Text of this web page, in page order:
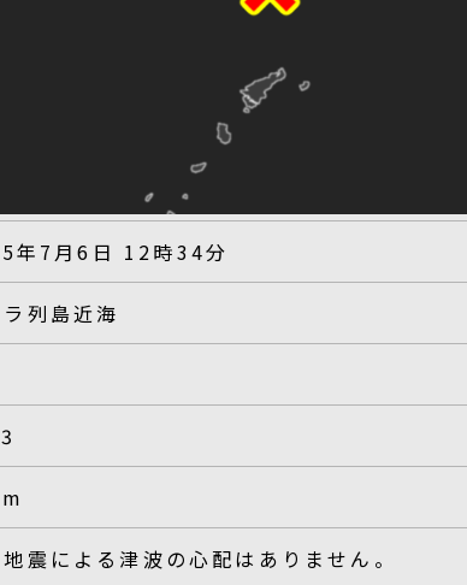
年7月6日 12時34分
列島近海
震による津波の心配はありません。